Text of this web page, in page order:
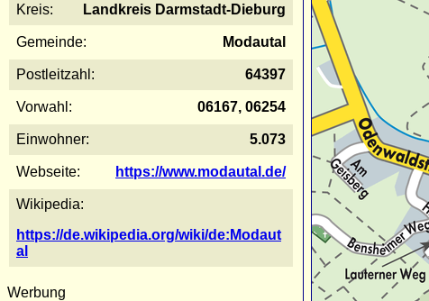
Kreis: Landkreis Darmstadt-Dieburg
Gemeinde: Modautal
Postleitzahl: 64397
Vorwahl: 06167, 06254
Einwohner: 5.073
Webseite: https://www.modautal.de/
Wikipedia:
https://de.wikipedia.org/wiki/de:Modaut
al
Werbung